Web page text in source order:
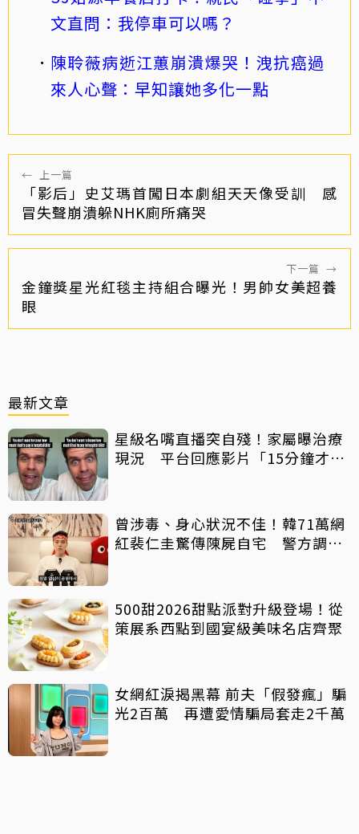
文直問：我停車可以嗎？
陳聆薇病逝江蕙崩潰爆哭！洩抗癌過
來人心聲：早知讓她多化一點
← 上一篇
「影后」史艾瑪首闖日本劇組天天像受訓 感
冒失聲崩潰躲NHK廁所痛哭
下一篇 →
金鐘獎星光紅毯主持組合曝光！男帥女美超養
眼
最新文章
星級名嘴直播突自殘！家屬曝治療
現況 平台回應影片「15分鐘才下
曾涉毒、身心狀況不佳！韓71萬網
紅裴仁圭驚傳陳屍自宅 警方調查
500甜2026甜點派對升級登場！從
策展系西點到國宴級美味名店齊聚
女網紅淚揭黑幕 前夫「假發瘋」騙
光2百萬 再遭愛情騙局套走2千萬